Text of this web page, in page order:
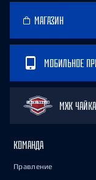
МАГАЗИН
МОБИЛЬНОЕ
МХК ЧАЙКА
КОМАНДА
Правление